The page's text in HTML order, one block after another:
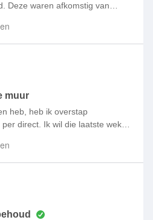
Deze waren afkomstig van
niets aangevraagd. Moet ik
tot) mogelijke fraude, of is dit
muur
heb, heb ik overstap
direct. Ik wil die laatste weken
kan.Ik krijg van de Helldesk
berekenen de afkoopsom wel,
dan te horen dat ik dit moet
effect is, dat ik het nu
zaken met Simpel.Blijkbaar